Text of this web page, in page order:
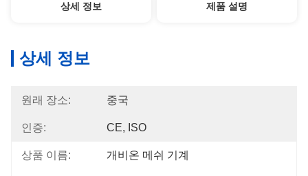
상세 정보 제품 설명
상세 정보
원래 장소: 중국
인증: CE, ISO
상품 이름: 개비온 메쉬 기계